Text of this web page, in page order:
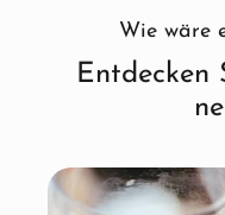
Wie wäre
Entdecken